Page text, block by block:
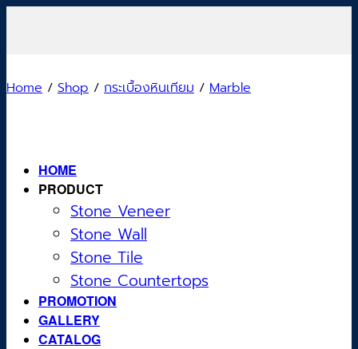
HOME
PRODUCT
Stone Veneer
Stone Wall
Stone Tile
Stone Countertops
PROMOTION
GALLERY
CATALOG
Home / Shop / กระเบื้องหินเทียม / Marble